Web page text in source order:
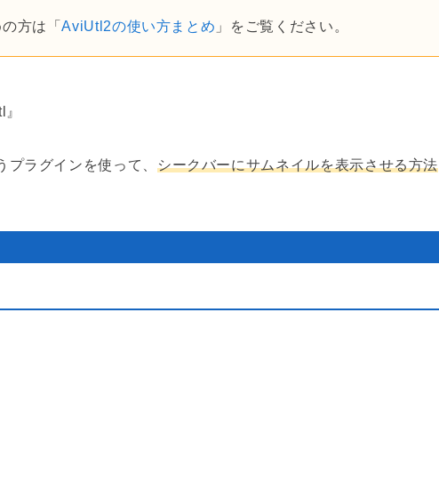
方は「AviUtl2の使い方まとめ 」をご覧ください。
プラグインを使って、 シークバーにサムネイルを表示させる方法